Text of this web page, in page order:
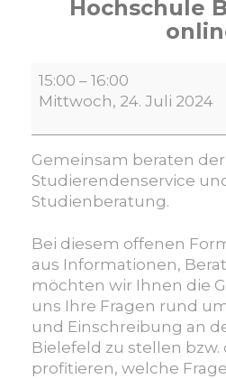
Hochschule
Infos
–
Fragen
zur
Bewerbung
Einschreibung
an
der
Hochschule
Bielefeld
–
online
15:00 – 16:00
Mittwoch, 24. Juli 2024
Gemeinsam beraten der
Studierendenservice
Studienberatung.
Bei diesem offenen
aus Informationen,
möchten wir Ihnen die
uns Ihre Fragen rund
und Einschreibung an
Bielefeld zu stellen bzw.
profitieren, welche